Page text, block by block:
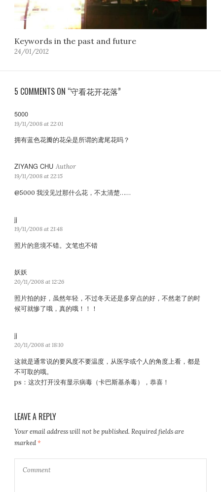
Keywords in the past and future
24/01/2012
5 COMMENTS ON “守看花开花落”
5000
a
s
19/11/2008 at 22:01
拥有蓝色花瓣的花朵是所谓的鸢尾花吗？
ZIYANG CHU
s
19/11/2008 at 22:15
@5000 我没见过那什么花，不太清楚……
jj
a
s
19/11/2008 at 21:48
照片的意境不错。文笔也不错
妖妖
a
s
:
20/11/2008 at 12:26
照片拍的好，虽然年轻，不过冬天还是多穿点的好，不然老了的时
候可就惨了哦，真的哦！！！
jj
a
s
:
20/11/2008 at 18:10
这就是通常说的要风度不要温度，从医学或个人的角度上看，都是
不可取的哦。
ps：这次打开没有显示病毒（卡巴斯基杀毒），恭喜！
LEAVE A REPLY
Your email address will not be published. Required fields are
marked*